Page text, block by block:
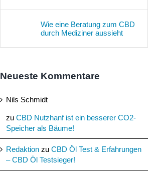
Wie eine Beratung zum CBD
durch Mediziner aussieht
Neueste Kommentare
Nils Schmidt
zu CBD Nutzhanf ist ein besserer CO2-
Speicher als Bäume!
Redaktion zu CBD Öl Test & Erfahrungen
– CBD Öl Testsieger!